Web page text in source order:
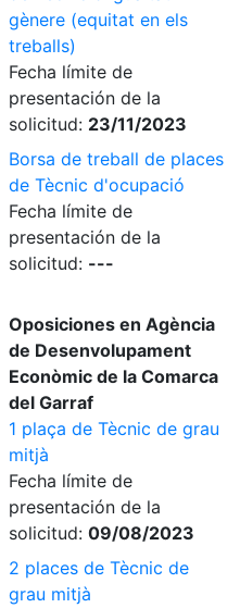
gènere (equitat en els
treballs)
Fecha límite de
presentación de la
solicitud: 23/11/2023
Borsa de treball de places
de Tècnic d'ocupació
Fecha límite de
presentación de la
solicitud: ---
Oposiciones en Agència
de Desenvolupament
Econòmic de la Comarca
del Garraf
1 plaça de Tècnic de grau
mitjà
Fecha límite de
presentación de la
solicitud: 09/08/2023
2 places de Tècnic de
grau mitjà